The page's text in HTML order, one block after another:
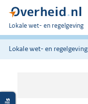
U
bent
hier:
Lokale wet- en regelgeving
Lokale wet- en regelgeving